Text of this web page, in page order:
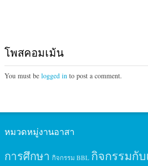
โพสคอมเม้น
You must be logged into post a comment.
หมวดหมู่งานอาสา
การศึกษา กิจกรรม BBL กิจกรรมกับ